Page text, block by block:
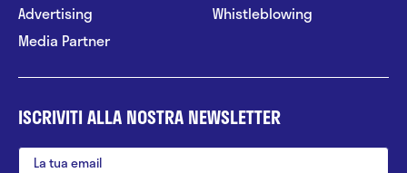
Advertising
Media Partner
Whistleblowing
ISCRIVITI ALLA NOSTRA NEWSLETTER